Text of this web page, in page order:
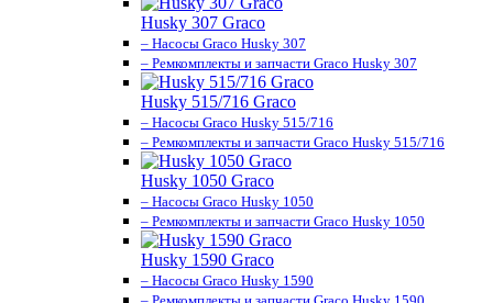
Husky 307 Graco
– Насосы Graco Husky 307
– Ремкомплекты и запчасти Graco Husky 307
Husky 515/716 Graco
– Насосы Graco Husky 515/716
– Ремкомплекты и запчасти Graco Husky 515/716
Husky 1050 Graco
– Насосы Graco Husky 1050
– Ремкомплекты и запчасти Graco Husky 1050
Husky 1590 Graco
– Насосы Graco Husky 1590